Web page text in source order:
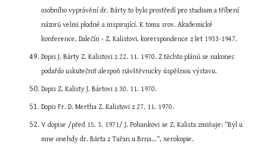
osobního vyprávění dr. Bárty to bylo prostředí pro studium a tříbení
názorů velmi plodné a inspirující. K tomu srov. Akademické
konference, Dalečín - Z. Kalistovi, korerspondence z let 1933-1947.
Dopis J. Bárty Z. Kalistovi z 22. 11. 1970. Z těchto plánů se nakonec
podařilo uskutečnit alespoň návštěvnicky úspěšnou výstavu.
Dopis Z. Kalisty J. Bártovi z 30. 11. 1970.
Dopis Fr. D. Mertha Z. Kalistovi z 27. 11. 1970.
V dopise /před 15. 3. 1971/ J. Pohankovi se Z. Kalista zmiňuje: ”Byl u
mne onehdy dr. Bárta z Tuřan u Brna...“, xerokopie.